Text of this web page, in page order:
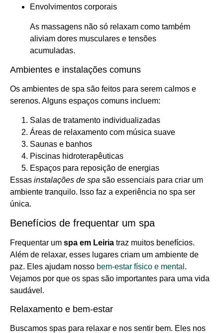
Envolvimentos corporais
As massagens não só relaxam como também
aliviam dores musculares e tensões
acumuladas.
Ambientes e instalações comuns
Os ambientes de spa são feitos para serem calmos e
serenos. Alguns espaços comuns incluem:
Salas de tratamento individualizadas
Áreas de relaxamento com música suave
Saunas e banhos
Piscinas hidroterapêuticas
Espaços para reposição de energias
Essas instalações de spa são essenciais para criar um
ambiente tranquilo. Isso faz a experiência no spa ser
única.
Benefícios de frequentar um spa
Frequentar um spa em Leiria traz muitos benefícios.
Além de relaxar, esses lugares criam um ambiente de
paz. Eles ajudam nosso bem-estar físico e mental .
Vejamos por que os spas são importantes para uma vida
saudável.
Relaxamento e bem-estar
Buscamos spas para relaxar e nos sentir bem. Eles nos